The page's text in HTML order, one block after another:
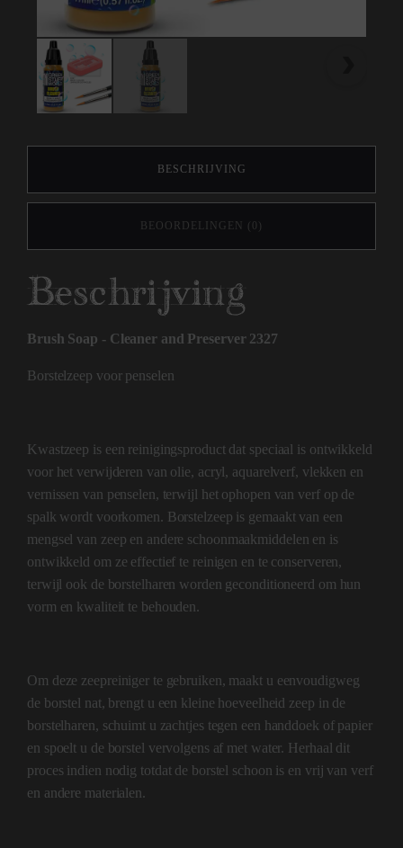
BESCHRIJVING
BEOORDELINGEN (0)
Beschrijving
Brush Soap - Cleaner and Preserver 2327
Borstelzeep voor penselen
Kwastzeep is een reinigingsproduct dat speciaal is ontwikkeld
voor het verwijderen van olie, acryl, aquarelverf, vlekken en
vernissen van penselen, terwijl het ophopen van verf op de
spalk wordt voorkomen. Borstelzeep is gemaakt van een
mengsel van zeep en andere schoonmaakmiddelen en is
ontwikkeld om ze effectief te reinigen en te conserveren,
terwijl ook de borstelharen worden geconditioneerd om hun
vorm en kwaliteit te behouden.
Om deze zeepreiniger te gebruiken, maakt u eenvoudigweg
de borstel nat, brengt u een kleine hoeveelheid zeep in de
borstelharen, schuimt u zachtjes tegen een handdoek of papier
en spoelt u de borstel vervolgens af met water. Herhaal dit
proces indien nodig totdat de borstel schoon is en vrij van verf
en andere materialen.